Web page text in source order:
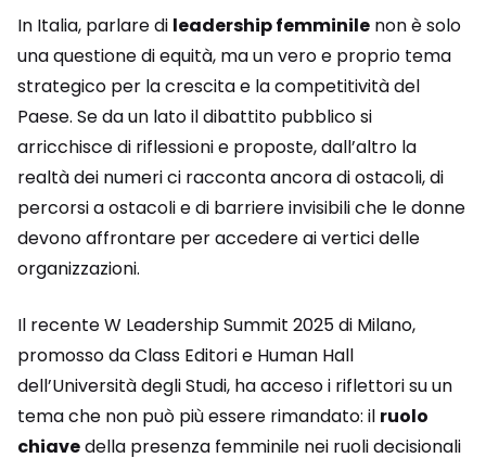
In Italia, parlare di leadership femminile non è solo
una questione di equità, ma un vero e proprio tema
strategico per la crescita e la competitività del
Paese. Se da un lato il dibattito pubblico si
arricchisce di riflessioni e proposte, dall’altro la
realtà dei numeri ci racconta ancora di ostacoli, di
percorsi a ostacoli e di barriere invisibili che le donne
devono affrontare per accedere ai vertici delle
organizzazioni.
Il recente W Leadership Summit 2025 di Milano,
promosso da Class Editori e Human Hall
dell’Università degli Studi, ha acceso i riflettori su un
tema che non può più essere rimandato: il ruolo
chiavedella presenza femminile nei ruoli decisionali